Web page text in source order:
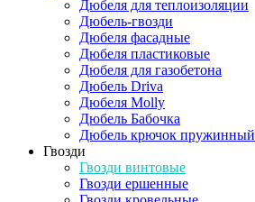
Дюбеля для теплоизоляции
Дюбель-гвозди
Дюбеля фасадные
Дюбеля пластиковые
Дюбеля для газобетона
Дюбель Driva
Дюбеля Molly
Дюбель Бабочка
Дюбель крючок пружинный
Гвозди
Гвозди винтовые
Гвозди ершенные